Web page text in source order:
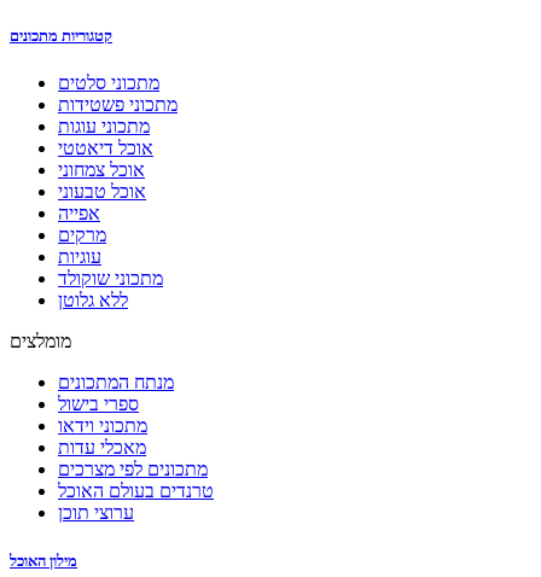
קטגוריות מתכונים
מתכוני סלטים
מתכוני פשטידות
מתכוני עוגות
אוכל דיאטטי
אוכל צמחוני
אוכל טבעוני
אפייה
מרקים
עוגיות
מתכוני שוקולד
ללא גלוטן
מומלצים
מנתח המתכונים
ספרי בישול
מתכוני וידאו
מאכלי עדות
מתכונים לפי מצרכים
טרנדים בעולם האוכל
ערוצי תוכן
מילון האוכל